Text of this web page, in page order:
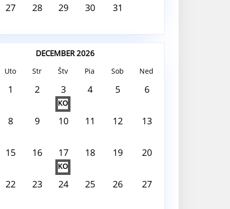
27 28 29 30 31
DECEMBER 2026
Uto Str Štv Pia Sob Ned
1 2 3
KO
4 5 6
8 9 10 11 12 13
15 16 17
KO
18 19 20
22 23 24 25 26 27
2026
deň nie je nič naplánované